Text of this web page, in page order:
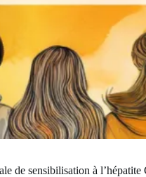
de sensibilisation à l’hépatite